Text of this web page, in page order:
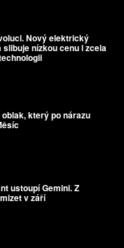
Nový elektrický
slibuje nízkou cenu i zcela
který po nárazu
ustoupí Gemini. Z
v září